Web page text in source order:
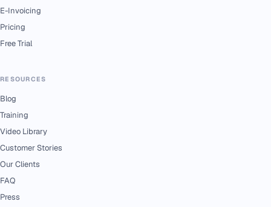
E-Invoicing
Pricing
Free Trial
RESOURCES
Blog
Training
Video Library
Customer Stories
Our Clients
FAQ
Press